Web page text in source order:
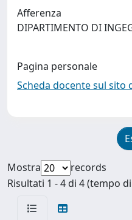
Afferenza
DIPARTIMENTO DI
Pagina personale
Scheda docente sul sito
Mostra
records
Risultati 1 - 4 di 4 (tempo